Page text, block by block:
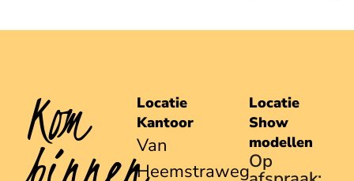
Kom
Locatie
Kantoor
Van
Heemstraweg
Locatie
Show
modellen
Op